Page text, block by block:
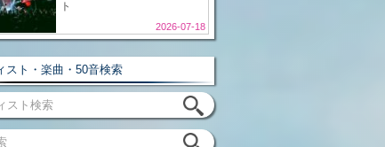
ト
2026-07-18
ト・楽曲・50音検索